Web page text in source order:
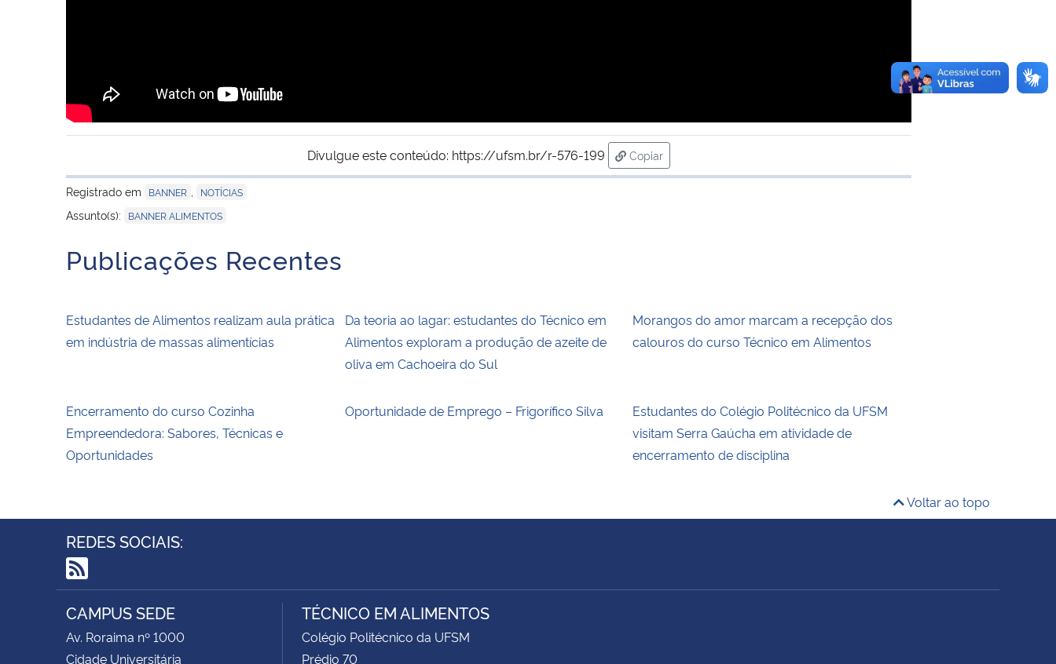
Divulgue este conteúdo: https://ufsm.br/r-576-199
Copiar
para área de transferência
Registrado em
BANNER NOTÍCIAS
Assunto(s): BANNER ALIMENTOS
Publicações Recentes
Estudantes de Alimentos realizam aula prática
em indústria de massas alimentícias
Da teoria ao lagar: estudantes do Técnico em
Alimentos exploram a produção de azeite de
oliva em Cachoeira do Sul
Morangos do amor marcam a recepção dos
calouros do curso Técnico em Alimentos
Encerramento do curso Cozinha
Empreendedora: Sabores, Técnicas e
Oportunidades
Oportunidade de Emprego – Frigorífico Silva
Estudantes do Colégio Politécnico da UFSM
visitam Serra Gaúcha em atividade de
encerramento de disciplina
Voltar ao topo
REDES SOCIAIS:
RSS
CAMPUS SEDE
Av. Roraima nº 1000
Cidade Universitária
TÉCNICO EM ALIMENTOS
Colégio Politécnico da UFSM
Prédio 70